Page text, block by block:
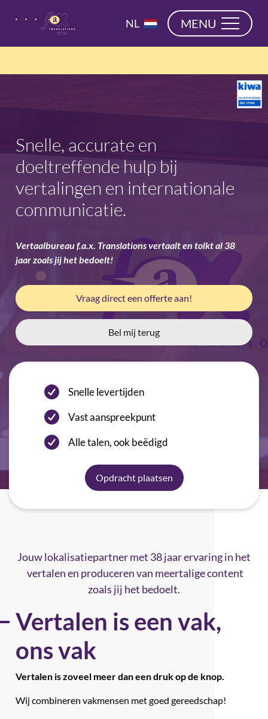
NL
DE
MENU
Snelle, accurate en
doeltreffende hulp bij
vertalingen en internationale
communicatie.
Vertaalbureau f.a.x. Translations vertaalt en tolkt al 38
jaar zoals jij het bedoelt!
Vraag direct een offerte aan!
Bel mij terug
Snelle levertijden
Vast aanspreekpunt
Alle talen, ook beëdigd
Opdracht plaatsen
Jouw lokalisatiepartner met 38 jaar ervaring in het
vertalen en produceren van meertalige content
zoals jij het bedoelt.
Vertalen is een vak,
ons vak
Vertalen is zoveel meer dan een druk op de knop.
Wij combineren vakmensen met goed gereedschap!